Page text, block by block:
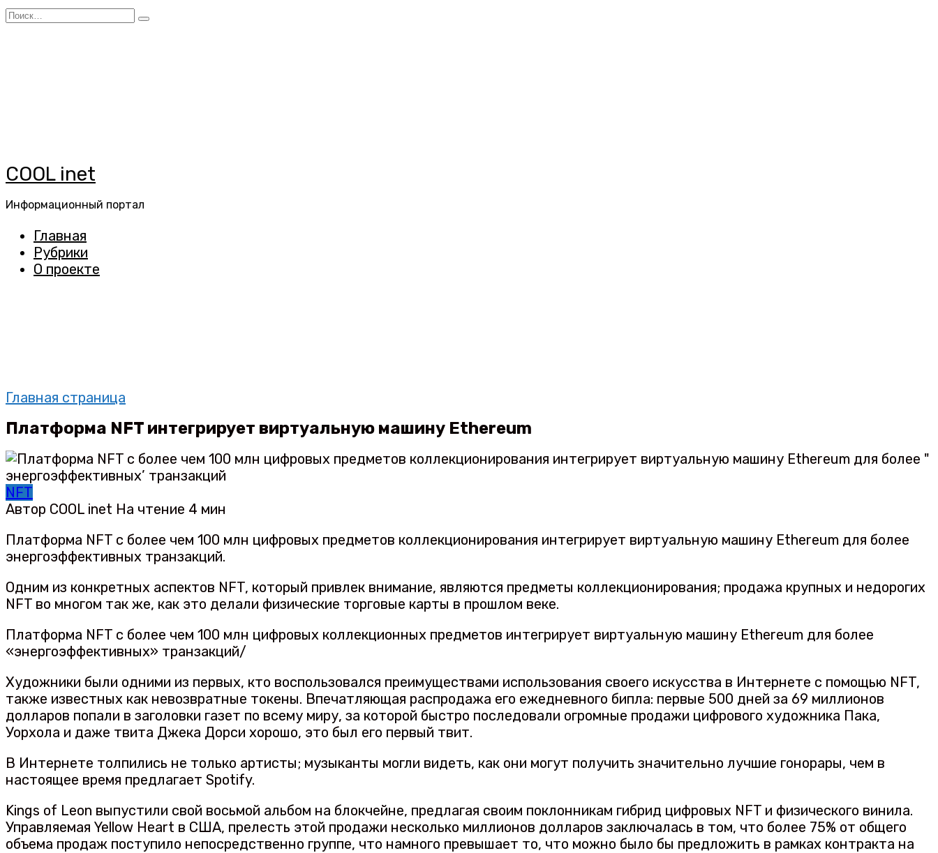
Перейти
Search
COOL inet
Информационный портал
Главная
Рубрики
О проекте
Главная страница
Платформа NFT интегрирует виртуальную машину Ethereum
NFT
Автор COOL inet На чтение 4 мин
Платформа NFT с более чем 100 млн цифровых предметов коллекционирования интегрирует виртуальную машину Ethereum для более
энергоэффективных транзакций.
Одним из конкретных аспектов NFT, который привлек внимание, являются предметы коллекционирования; продажа крупных и недорогих
NFT во многом так же, как это делали физические торговые карты в прошлом веке.
Платформа NFT с более чем 100 млн цифровых коллекционных предметов интегрирует виртуальную машину Ethereum для более
«энергоэффективных» транзакций/
Художники были одними из первых, кто воспользовался преимуществами использования своего искусства в Интернете с помощью NFT,
также известных как невозвратные токены. Впечатляющая распродажа его ежедневного бипла: первые 500 дней за 69 миллионов
долларов попали в заголовки газет по всему миру, за которой быстро последовали огромные продажи цифрового художника Пака,
Уорхола и даже твита Джека Дорси хорошо, это был его первый твит.
В Интернете толпились не только артисты; музыканты могли видеть, как они могут получить значительно лучшие гонорары, чем в
настоящее время предлагает Spotify.
Kings of Leon выпустили свой восьмой альбом на блокчейне, предлагая своим поклонникам гибрид цифровых NFT и физического винила.
Управляемая Yellow Heart в США, прелесть этой продажи несколько миллионов долларов заключалась в том, что более 75% от общего
объема продаж поступило непосредственно группе, что намного превышает то, что можно было бы предложить в рамках контракта на